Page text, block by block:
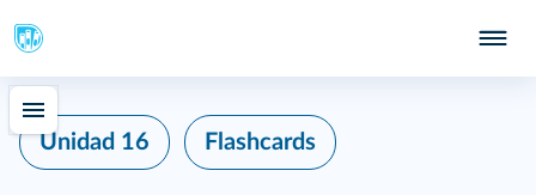
Unidad 16 Flashcards